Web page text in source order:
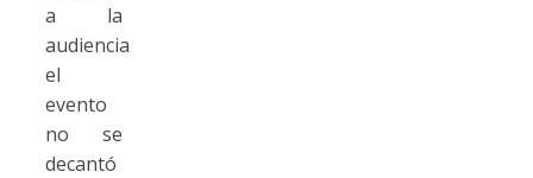
a la
audiencia
el
evento
no se
decantó